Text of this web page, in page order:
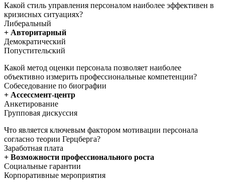
Какой стиль управления персоналом наиболее эффективен в
кризисных ситуациях?
Либеральный
+ Авторитарный
Демократический
Попустительский
Какой метод оценки персонала позволяет наиболее
объективно измерить профессиональные компетенции?
Собеседование по биографии
+ Ассессмент-центр
Анкетирование
Групповая дискуссия
Что является ключевым фактором мотивации персонала
согласно теории Герцберга?
Заработная плата
+ Возможности профессионального роста
Социальные гарантии
Корпоративные мероприятия